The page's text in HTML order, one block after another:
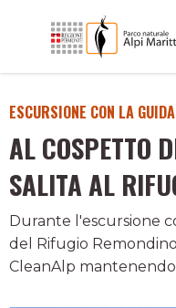
ESCURSIONE CON LA
AL COSPETTO
SALITA AL
Durante l'escursione
del Rifugio
CleanAlp